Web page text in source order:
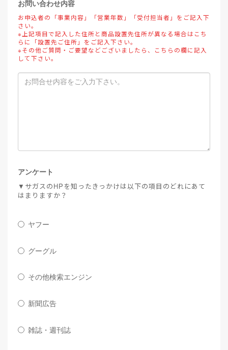
お問い合わせ内容
お申込者の「事業内容」「営業年数」「受付担当者」をご記入下
さい。
※上記項目で記入した住所と商品設置先住所が異なる場合はこち
らに「設置先ご住所」をご記入下さい。
※その他ご質問・ご要望などございましたら、こちらの欄に記入
して下さい。
アンケート
▼サガスのHPを知ったきっかけは以下の項目のどれにあて
はまりますか？
ヤフー
グーグル
その他検索エンジン
新聞広告
雑誌・週刊誌